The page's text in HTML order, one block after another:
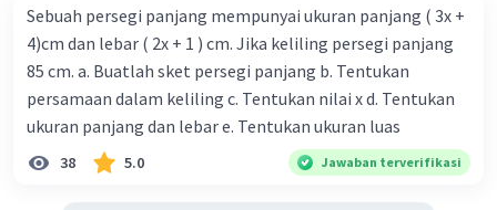
Sebuah persegi panjang mempunyai ukuran panjang ( 3x +
4)cm dan lebar ( 2x + 1 ) cm. Jika keliling persegi panjang
85 cm. a. Buatlah sket persegi panjang b. Tentukan
persamaan dalam keliling c. Tentukan nilai x d. Tentukan
ukuran panjang dan lebar e. Tentukan ukuran luas
38 5.0 Jawaban terverifikasi